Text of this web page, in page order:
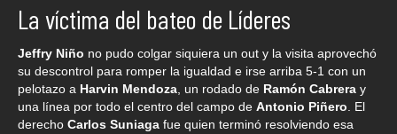
La víctima del bateo de Líderes
Jeffry Niño no pudo colgar siquiera un out y la visita aprovechó
su descontrol para romper la igualdad e irse arriba 5-1 con un
pelotazo a Harvin Mendoza, un rodado de Ramón Cabrera y
una línea por todo el centro del campo de Antonio Piñero. El
derecho Carlos Suniaga fue quien terminó resolviendo esa